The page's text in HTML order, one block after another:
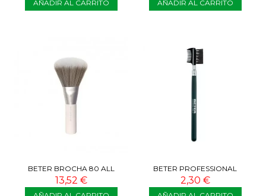
AÑADIR AL CARRITO AÑADIR AL CARRITO
BETER BROCHA 80 ALL
PURPOSE BRUSH
13,52 €
BETER PROFESSIONAL
CEPILLO DE CEJAS + PEINE
PESTAÑAS
2,30 €